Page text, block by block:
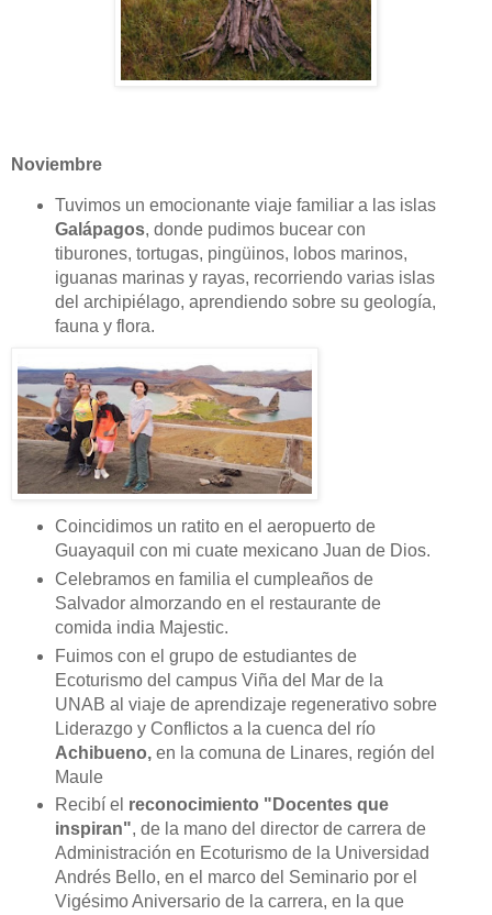
Noviembre
Tuvimos un emocionante viaje familiar a las islas
Galápagos, donde pudimos bucear con
tiburones, tortugas, pingüinos, lobos marinos,
iguanas marinas y rayas, recorriendo varias islas
del archipiélago, aprendiendo sobre su geología,
fauna y flora.
Coincidimos un ratito en el aeropuerto de
Guayaquil con mi cuate mexicano Juan de Dios.
Celebramos en familia el cumpleaños de
Salvador almorzando en el restaurante de
comida india Majestic.
Fuimos con el grupo de estudiantes de
Ecoturismo del campus Viña del Mar de la
UNAB al viaje de aprendizaje regenerativo sobre
Liderazgo y Conflictos a la cuenca del río
Achibueno,en la comuna de Linares, región del
Maule
Recibí el reconocimiento "Docentes que
inspiran", de la mano del director de carrera de
Administración en Ecoturismo de la Universidad
Andrés Bello, en el marco del Seminario por el
Vigésimo Aniversario de la carrera, en la que